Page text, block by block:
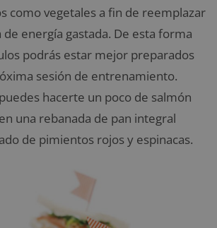
como vegetales a fin de reemplazar
de energía gastada. De esta forma
podrás estar mejor preparados
sesión de entrenamiento.
hacerte un poco de salmón
una rebanada de pan integral
de pimientos rojos y espinacas.